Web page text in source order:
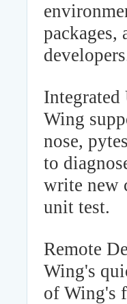
packages,
Wing
nose,
to
write new
unit test.
Remote
Wing's
of Wing's